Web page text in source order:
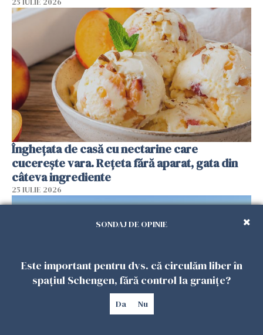
Înghețata de casă cu nectarine care
cucerește vara. Rețeta fără aparat, gata din
câteva ingrediente
25 IULIE 2026
SONDAJ DE OPINIE
Este important pentru dvs. că circulăm liber în
spațiul Schengen, fără control la granițe?
Da Nu